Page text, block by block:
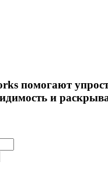
помогают
и